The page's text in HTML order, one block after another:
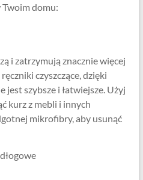
domu:
i zatrzymują znacznie więcej
czyszczące, dzięki
jest szybsze i łatwiejsze. Użyj
kurz z mebli i innych
mikrofibry, aby usunąć